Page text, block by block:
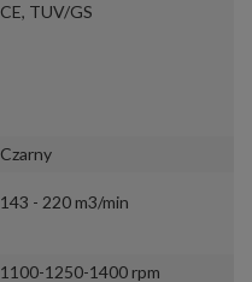
CE, TUV/GS
Czarny
143 - 220 m3/min
1100-1250-1400 rpm